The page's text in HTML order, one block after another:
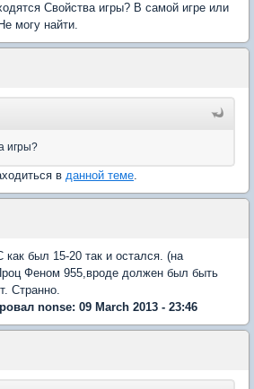
Свойства игры? В самой игре или
могу найти.
игры?
в данной теме.
был 15-20 так и остался. (на
Феном 955,вроде должен был быть
Странно.
nonse: 09 March 2013 - 23:46